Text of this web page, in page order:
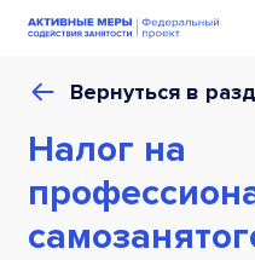
Вернуться в
Налог на